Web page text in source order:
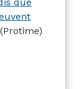
pro-
(Protime)